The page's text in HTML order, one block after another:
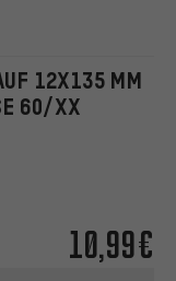
12X135 MM
60/XX
10,99€